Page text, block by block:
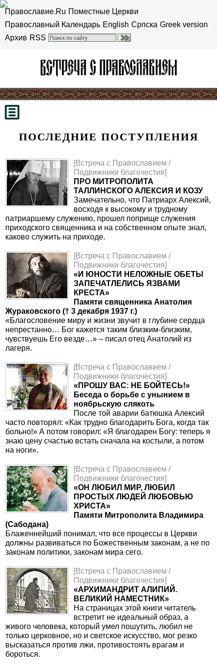
Православие.Ru Поместные Церкви
Православный Календарь English Српска Greek version
Архив RSS
ПОСЛЕДНИЕ ПОСТУПЛЕНИЯ
[Встреча с Православием /
Подвижники благочестия]
ПРО МИТРОПОЛИТА
ТАЛЛИНСКОГО АЛЕКСИЯ И КОЗУ
Замечательно, что Патриарх Алексий,
восходя к высокому и трудному
патриаршему служению, прошел поприще служения
приходского священника и на собственном опыте знал,
каково служить на приходе.
[Встреча с Православием /
Подвижники благочестия]
«И ЮНОСТИ НЕЛОЖНЫЕ ОБЕТЫ
ЗАПЕЧАТЛЕЛИСЬ ЯЗВАМИ
КРЕСТА»
Памяти священника Анатолия
Жураковского († 3 декабря 1937 г.)
«Благословение миру и жизни звучит в глубине сердца
непрестанно… Бог кажется таким близким-близким,
чувствуешь Его везде…» – писал отец Анатолий из
лагеря.
[Встреча с Православием /
Подвижники благочестия]
«ПРОШУ ВАС: НЕ БОЙТЕСЬ!»
Беседа о борьбе с унынием в
ноябрьскую слякоть
После той аварии батюшка Алексий
часто повторял: «Как трудно благодарить Бога, когда так
больно!» А потом говорил: «Я благодарен Богу: теперь я
знаю цену счастью встать сначала на костыли, а потом
на ноги».
[Встреча с Православием /
Подвижники благочестия]
«ОН ЛЮБИЛ МИР, ЛЮБИЛ
ПРОСТЫХ ЛЮДЕЙ ЛЮБОВЬЮ
ХРИСТА»
Памяти Митрополита Владимира
(Сабодана)
Блаженнейший понимал, что все процессы в Церкви
должны развиваться по Божественным законам, а не по
законам политики, законам мира сего.
[Встреча с Православием /
Подвижники благочестия]
«АРХИМАНДРИТ АЛИПИЙ.
ВЕЛИКИЙ НАМЕСТНИК»
На страницах этой книги читатель
встретит не идеальный образ, а
живого человека, который умел пошутить, любил не
только церковное, но и светское искусство, мог резко
высказаться против лжи, противостоять врагам и
бороться.